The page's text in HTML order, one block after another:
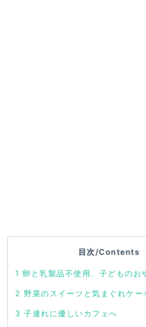
目次/Contents
1 卵と乳製品不使用、子どものお
2 野菜のスイーツと気まぐれケー
3 子連れに優しいカフェへ